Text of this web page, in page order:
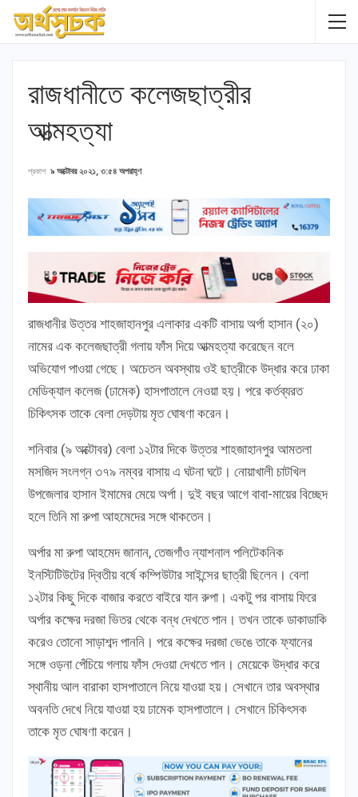
রাজধানীতে কলেজছাত্রীর
আত্মহত্যা
প্রকাশ ৯ অক্টোবর ২০২১, ৩:৫৪ অপরাহ্ণ
রাজধানীর উত্তর শাহজাহানপুর এলাকার একটি বাসায় অর্পা হাসান (২০)
নামের এক কলেজছাত্রী গলায় ফাঁস দিয়ে আত্মহত্যা করেছেন বলে
অভিযোগ পাওয়া গেছে। অচেতন অবস্থায় ওই ছাত্রীকে উদ্ধার করে ঢাকা
মেডিক্যাল কলেজ (ঢামেক) হাসপাতালে নেওয়া হয়। পরে কর্তব্যরত
চিকিৎসক তাকে বেলা দেড়টায় মৃত ঘোষণা করেন।
শনিবার (৯ অক্টোবর) বেলা ১২টার দিকে উত্তর শাহজাহানপুর আমতলা
মসজিদ সংলগ্ন ৩৭৯ নম্বর বাসায় এ ঘটনা ঘটে। নোয়াখালী চাটখিল
উপজেলার হাসান ইমামের মেয়ে অর্পা। দুই বছর আগে বাবা-মায়ের বিচ্ছেদ
হলে তিনি মা রুপা আহমেদের সঙ্গে থাকতেন।
অর্পার মা রুপা আহমেদ জানান, তেজগাঁও ন্যাশনাল পলিটেকনিক
ইনস্টিটিউটের দ্বিতীয় বর্ষে কম্পিউটার সাইন্সের ছাত্রী ছিলেন। বেলা
১২টার কিছু দিকে বাজার করতে বাইরে যান রুপা। একটু পর বাসায় ফিরে
অর্পার কক্ষের দরজা ভিতর থেকে বন্ধ দেখতে পান। তখন তাকে ডাকাডাকি
করেও তোনো সাড়াশব্দ পাননি। পরে কক্ষের দরজা ভেঙে তাকে ফ্যানের
সঙ্গে ওড়না পেঁচিয়ে গলায় ফাঁস দেওয়া দেখতে পান। মেয়েকে উদ্ধার করে
স্থানীয় আল বারাকা হাসপাতালে নিয়ে যাওয়া হয়। সেখানে তার অবস্থার
অবনতি দেখে নিয়ে যাওয়া হয় ঢামেক হাসপাতালে। সেখানে চিকিৎসক
তাকে মৃত ঘোষণা করেন।